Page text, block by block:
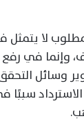
لا يتمثل
وإنما في
وسائل
سببًا